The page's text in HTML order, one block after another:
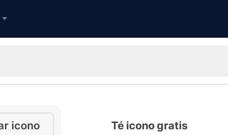
icono Té icono gratis